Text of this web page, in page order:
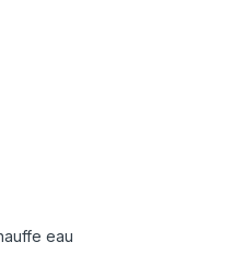
eau